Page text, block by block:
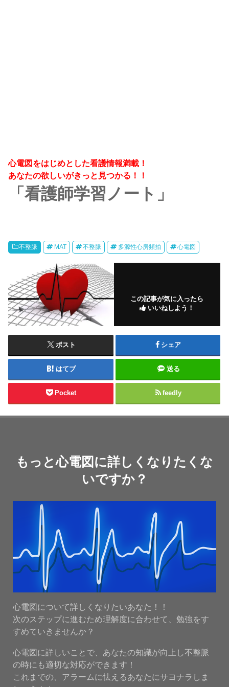
心電図をはじめとした看護情報満載！
あなたの欲しいがきっと見つかる！！
「看護師学習ノート」
不整脈 MAT 不整脈 多源性心房頻拍 心電図
この記事が気に入ったら
いいねしよう！
ポスト シェア
はてブ 送る
Pocket feedly
もっと心電図に詳しくなりたくな
いですか？
心電図について詳しくなりたいあなた！！
次のステップに進むため理解度に合わせて、勉強をす
すめていきませんか？
心電図に詳しいことで、あなたの知識が向上し不整脈
の時にも適切な対応ができます！
これまでの、アラームに怯えるあなたにサヨナラしま